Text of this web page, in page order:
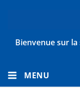
Bienvenue sur
MENU